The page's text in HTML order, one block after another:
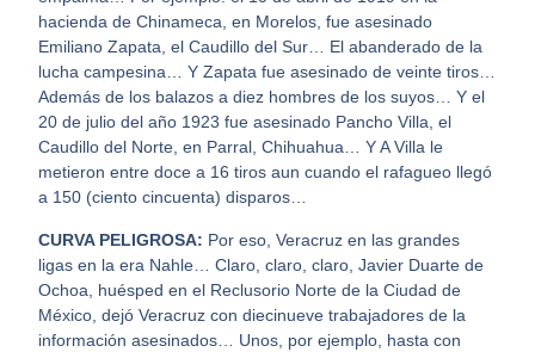
hacienda de Chinameca, en Morelos, fue asesinado
Emiliano Zapata, el Caudillo del Sur… El abanderado de la
lucha campesina… Y Zapata fue asesinado de veinte tiros…
Además de los balazos a diez hombres de los suyos… Y el
20 de julio del año 1923 fue asesinado Pancho Villa, el
Caudillo del Norte, en Parral, Chihuahua… Y A Villa le
metieron entre doce a 16 tiros aun cuando el rafagueo llegó
a 150 (ciento cincuenta) disparos…
CURVA PELIGROSA: Por eso, Veracruz en las grandes
ligas en la era Nahle… Claro, claro, claro, Javier Duarte de
Ochoa, huésped en el Reclusorio Norte de la Ciudad de
México, dejó Veracruz con diecinueve trabajadores de la
información asesinados… Unos, por ejemplo, hasta con